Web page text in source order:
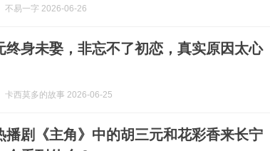
不易一字 2026-06-26
终身未娶，非忘不了初恋，真实原因太心
卡西莫多的故事 2026-06-25
播剧《主角》中的胡三元和花彩香来长宁